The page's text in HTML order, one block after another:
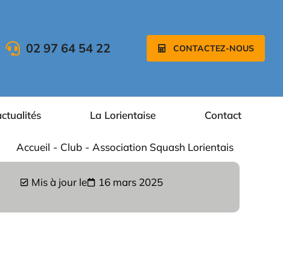
02 97 64 54 22 CONTACTEZ-NOUS
La Lorientaise Contact
Accueil Club Association Squash Lorientais
Mis à jour le 16 mars 2025